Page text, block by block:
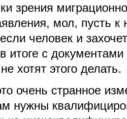
зрения
мол, пусть
человек и
итоге с
хотят этого делать.
очень странное
нужны